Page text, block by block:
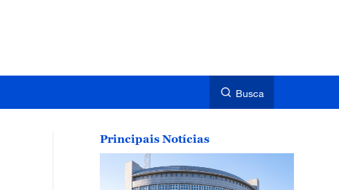
Busca
Principais Notícias